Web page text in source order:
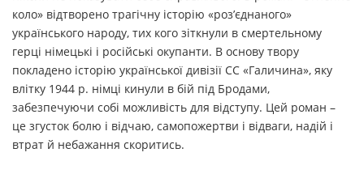
коло» відтворено трагічну історію «роз’єднаного»
українського народу, тих кого зіткнули в смертельному
герці німецькі і російські окупанти. В основу твору
покладено історію української дивізії СС «Галичина», яку
влітку 1944 р. німці кинули в бій під Бродами,
забезпечуючи собі можливість для відступу. Цей роман –
це згусток болю і відчаю, самопожертви і відваги, надій і
втрат й небажання скоритись.